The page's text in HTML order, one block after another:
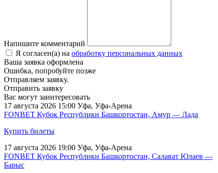
Напишите комментарий
Я согласен(а) на обработку персональных данных
Ваша заявка оформлена
Ошибка, попробуйте позже
Отправляем заявку.
Отправить заявку
Вас могут заинтересовать
17 августа 2026 15:00 Уфа, Уфа-Арена
FONBET Кубок Республики Башкортостан, Амур — Лада
Купить билеты
17 августа 2026 19:00 Уфа, Уфа-Арена
FONBET Кубок Республики Башкортостан, Салават Юлаев —
Барыс